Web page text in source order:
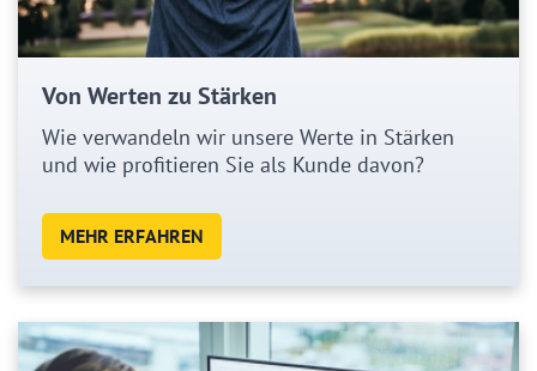
Von Werten zu Stärken
Wie verwandeln wir unsere Werte in Stärken
und wie profitieren Sie als Kunde davon?
MEHR ERFAHREN